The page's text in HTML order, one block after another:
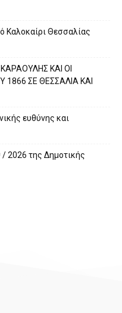
Καλοκαίρι Θεσσαλίας
ΚΑΙ ΟΙ
1866 ΣΕ ΘΕΣΣΑΛΙΑ ΚΑΙ
ευθύνης και
της Δημοτικής